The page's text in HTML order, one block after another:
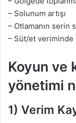
– Solunum artışı
– Otlamanın serin
– Süt/et veriminde
Koyun ve
yönetimi
1) Verim